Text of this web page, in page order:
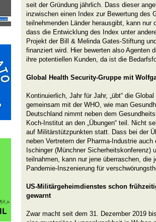
seit der Gründung jährlich. Dass dieser
inzwischen einen Index zur Bewertung des
teilnehmenden Länder herausgibt, kann nur
dass die Entwicklung des Index unter
Projekt der Bill & Melinda Gates-Stiftung
finanziert wird. Hier bewerten also Agenten
ihre potentiellen Kunden, da ist die
Global Health Security-Gruppe mit
Kontinuierlich, Jahr für Jahr, „übt“ die
gemeinsam mit der WHO, wie man
Deutschland nimmt neben dem
Koch-Institut an den „Übungen“ teil. Nicht
auf Militärstützpunkten statt. Dass bei der
neben Vertretern der Pharma-Industrie
Ischinger (Münchner Sicherheitskonferenz)
teilnahmen, kann nur jene überraschen, die
Pandemie-Inszenierung für
US-Militärgeheimdienstes schon
gewarnt
Zwar macht seit dem 31. Dezember 2019